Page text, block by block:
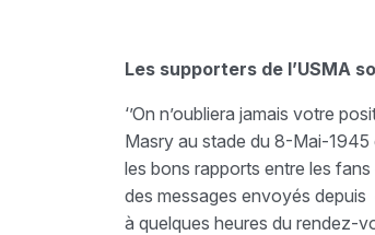
Les supporters de l’USMA
‘’On n’oubliera jamais votre
Masry au stade du 8-Mai-1945
les bons rapports entre les
des messages envoyés depuis
à quelques heures du rendez-